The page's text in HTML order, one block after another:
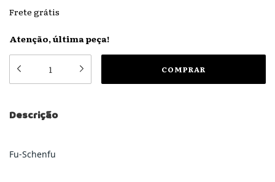
Frete grátis
Atenção, última peça!
Descrição
Fu-Schenfu